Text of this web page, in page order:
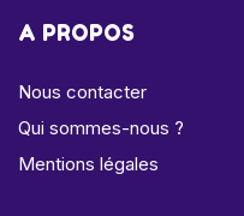
A PROPOS
Nous contacter
Qui sommes-nous ?
Mentions légales